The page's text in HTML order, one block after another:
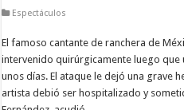
Espectáculos
El famoso cantante de ranchera de
intervenido quirúrgicamente luego
unos días. El ataque le dejó una grave
artista debió ser hospitalizado y